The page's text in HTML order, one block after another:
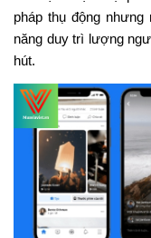
pháp thụ động
năng duy trì lượng
hút.